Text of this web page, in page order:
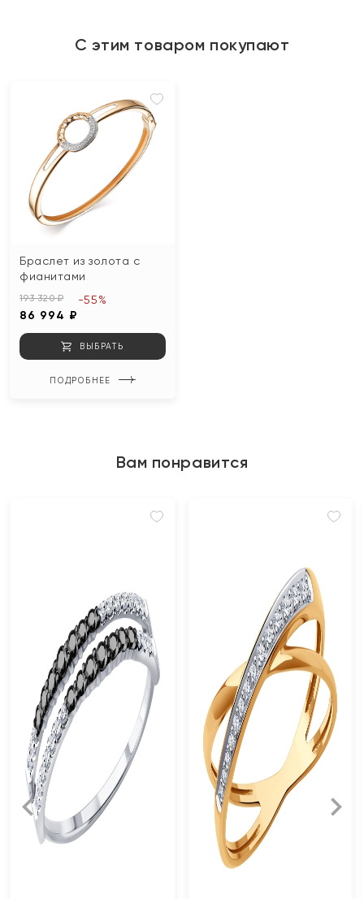
С этим товаром покупают
Браслет из золота с
фианитами
193 320 ₽
86 994 ₽
-55%
ВЫБРАТЬ
ПОДРОБНЕЕ
Вам понравится